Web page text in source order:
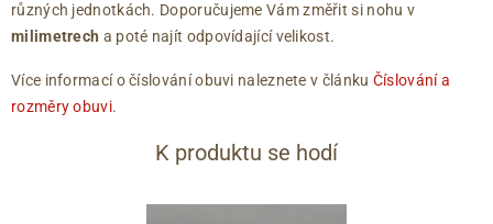
různých jednotkách. Doporučujeme Vám změřit si nohu v
milimetrech a poté najít odpovídající velikost.
Více informací o číslování obuvi naleznete v článku Číslování a
rozměry obuvi.
K produktu se hodí